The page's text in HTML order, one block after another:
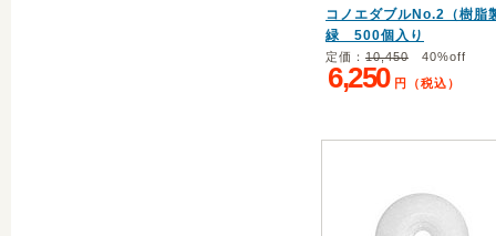
コノエダブルNo.2（樹脂
緑 500個入り
定価： 10,450 40%off
6,250 円（税込）